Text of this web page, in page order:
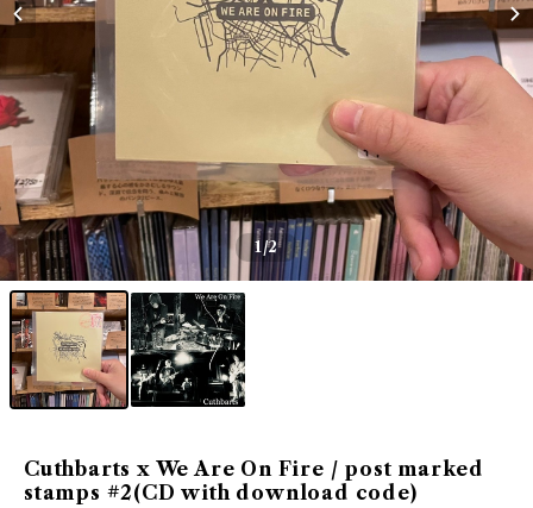
1/2
Cuthbarts x We Are On Fire / post marked
stamps #2(CD with download code)